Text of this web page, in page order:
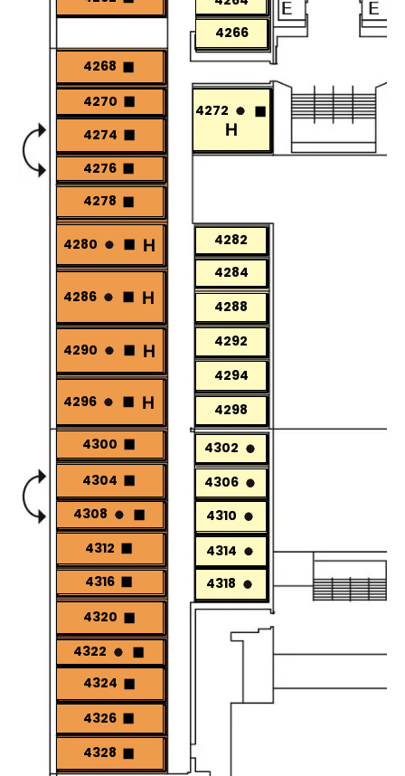
4266
4268
4270
4272
4274
4276
4278
4280
4282
4284
4286
4288
4290
4292
4294
4296
4298
4300
4302
4304
4306
4308
4310
4312
4314
4316
4318
4320
4322
4324
4326
4328